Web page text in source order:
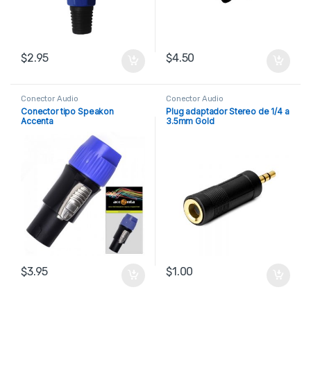
$2.95 $4.50
Conector Audio
Conector tipo Speakon
Accenta
$3.95
Conector Audio
Plug adaptador Stereo de 1/4 a
3.5mm Gold
$1.00